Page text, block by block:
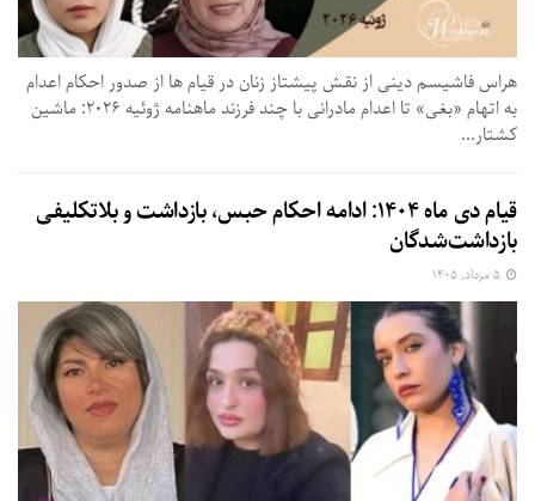
هراس فاشیسم دینی از نقش پیشتاز زنان در قیام ها از صدور احکام اعدام
به اتهام «بغی» تا اعدام مادرانی با چند فرزند ماهنامه ژوئیه ۲۰۲۶: ماشین
کشتار...
قیام دی ماه ۱۴۰۴: ادامه احکام حبس، بازداشت و بلاتکلیفی
بازداشت‌شدگان